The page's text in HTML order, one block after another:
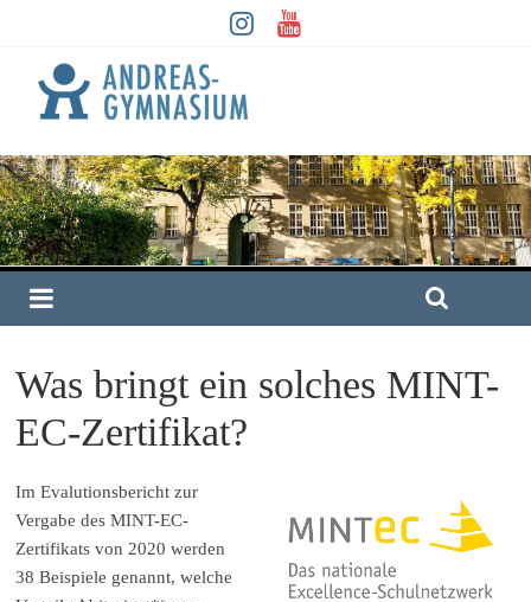
Was bringt ein solches MINT-
EC-Zertifikat?
Im Evalutionsbericht zur
Vergabe des MINT-EC-
Zertifikats von 2020 werden
38 Beispiele genannt, welche